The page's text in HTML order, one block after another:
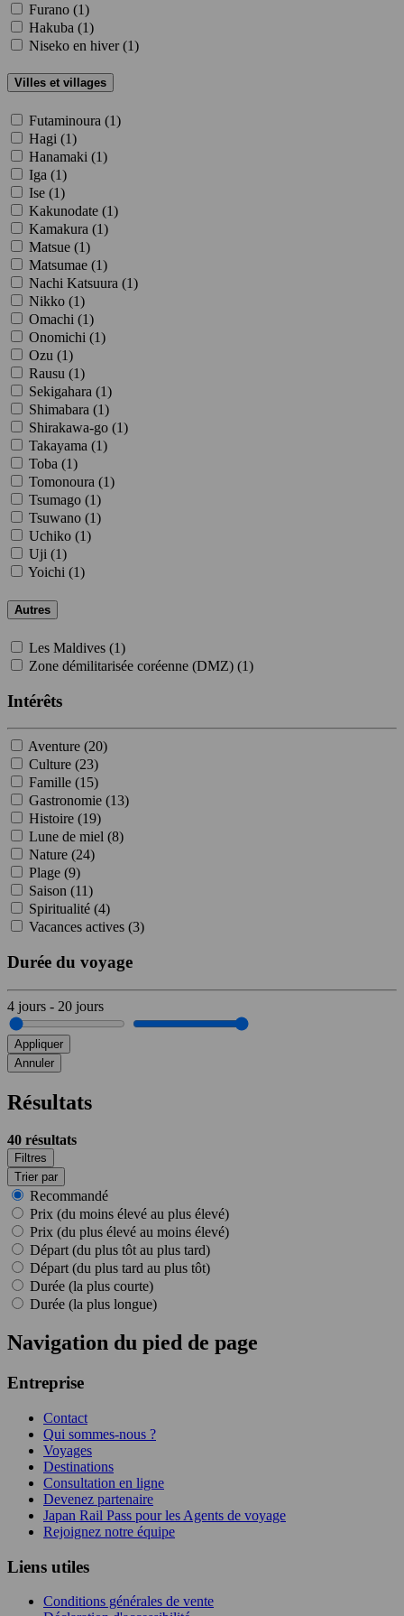
Furano (1)
Hakuba (1)
Niseko en hiver (1)
Villes et villages
Futaminoura (1)
Hagi (1)
Hanamaki (1)
Iga (1)
Ise (1)
Kakunodate (1)
Kamakura (1)
Matsue (1)
Matsumae (1)
Nachi Katsuura (1)
Nikko (1)
Omachi (1)
Onomichi (1)
Ozu (1)
Rausu (1)
Sekigahara (1)
Shimabara (1)
Shirakawa-go (1)
Takayama (1)
Toba (1)
Tomonoura (1)
Tsumago (1)
Tsuwano (1)
Uchiko (1)
Uji (1)
Yoichi (1)
Autres
Les Maldives (1)
Zone démilitarisée coréenne (DMZ) (1)
Intérêts
Aventure (20)
Culture (23)
Famille (15)
Gastronomie (13)
Histoire (19)
Lune de miel (8)
Nature (24)
Plage (9)
Saison (11)
Spiritualité (4)
Vacances actives (3)
Durée du voyage
4 jours - 20 jours
Appliquer
Annuler
Résultats
40 résultats
Filtres
Trier par
Recommandé
Prix (du moins élevé au plus élevé)
Prix (du plus élevé au moins élevé)
Départ (du plus tôt au plus tard)
Départ (du plus tard au plus tôt)
Durée (la plus courte)
Durée (la plus longue)
Navigation du pied de page
Entreprise
Contact
Qui sommes-nous ?
Voyages
Destinations
Consultation en ligne
Devenez partenaire
Japan Rail Pass pour les Agents de voyage
Rejoignez notre équipe
Liens utiles
Conditions générales de vente